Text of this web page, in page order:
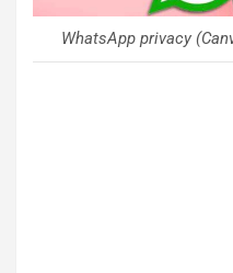
WhatsApp privacy